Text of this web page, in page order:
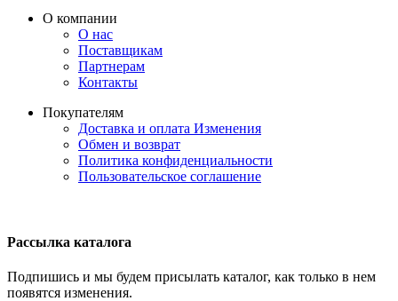
О компании
О нас
Поставщикам
Партнерам
Контакты
Покупателям
Доставка и оплата Изменения
Обмен и возврат
Политика конфиденциальности
Пользовательское соглашение
Рассылка каталога
Подпишись и мы будем присылать каталог, как только в нем
появятся изменения.